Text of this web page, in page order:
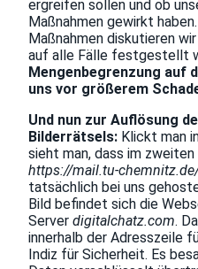
ergreifen sollen und ob
Maßnahmen gewirkt
Maßnahmen diskutieren
auf alle Fälle festgestellt
Mengenbegrenzung auf
uns vor größerem
Und nun zur Auflösung
Bilderrätsels: Klickt man
sieht man, dass im
https://mail.tu-
tatsächlich bei uns
Bild befindet sich die
Server digitalchatz.com.
innerhalb der Adresszeile
Indiz für Sicherheit. Es